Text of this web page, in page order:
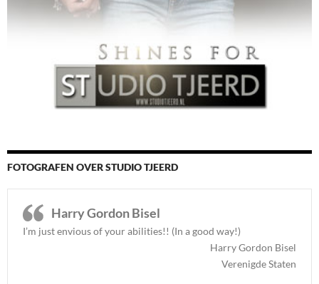
FOTOGRAFEN OVER STUDIO TJEERD
Harry Gordon Bisel
I’m just envious of your abilities!! (In a good way!)
Harry Gordon Bisel
Verenigde Staten